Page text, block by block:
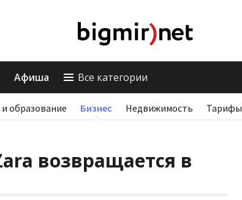
Афиша Все категории
образование Бизнес Недвижимость Тарифы
возвращается в